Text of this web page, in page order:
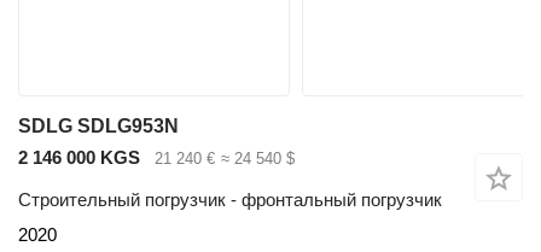
SDLG SDLG953N
2 146 000 KGS
21 240 € ≈ 24 540 $
Строительный погрузчик - фронтальный погрузчик
2020